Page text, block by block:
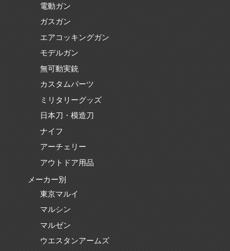
電動ガン
ガスガン
エアコッキングガン
モデルガン
無可動実銃
カスタムパーツ
ミリタリーグッズ
日本刀・模造刀
ナイフ
アーチェリー
アウトドア用品
メーカー別
東京マルイ
マルシン
マルゼン
ウエスタンアームズ